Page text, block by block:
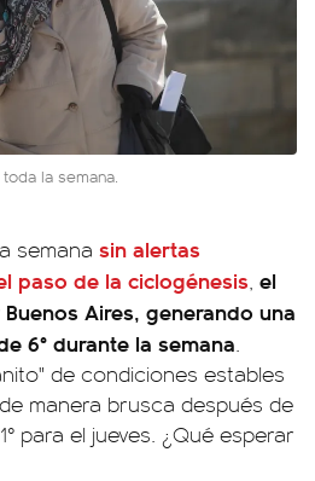
la semana.
semana sin alertas
paso de la ciclogénesis, el
Aires, generando una
6° durante la semana.
de condiciones estables
manera brusca después de
para el jueves. ¿Qué esperar